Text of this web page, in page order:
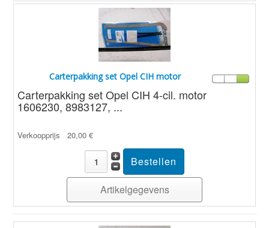
Carterpakking set Opel CIH motor
Carterpakking set Opel CIH 4-cil. motor
1606230, 8983127, ...
Verkoopprijs 20,00 €
Artikelgegevens